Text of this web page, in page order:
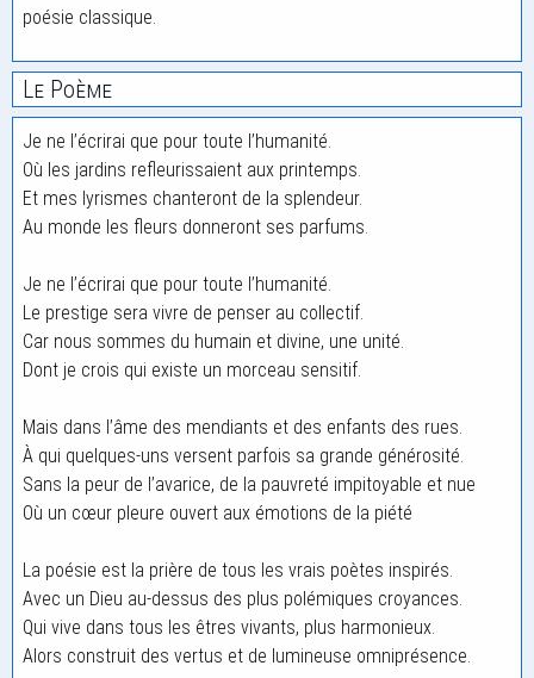
poésie classique.
Le Poème
Je ne l’écrirai que pour toute l’humanité.
Où les jardins refleurissaient aux printemps.
Et mes lyrismes chanteront de la splendeur.
Au monde les fleurs donneront ses parfums.
Je ne l’écrirai que pour toute l’humanité.
Le prestige sera vivre de penser au collectif.
Car nous sommes du humain et divine, une unité.
Dont je crois qui existe un morceau sensitif.
Mais dans l’âme des mendiants et des enfants des rues.
À qui quelques-uns versent parfois sa grande générosité.
Sans la peur de l’avarice, de la pauvreté impitoyable et nue
Où un cœur pleure ouvert aux émotions de la piété
La poésie est la prière de tous les vrais poètes inspirés.
Avec un Dieu au-dessus des plus polémiques croyances.
Qui vive dans tous les êtres vivants, plus harmonieux.
Alors construit des vertus et de lumineuse omniprésence.